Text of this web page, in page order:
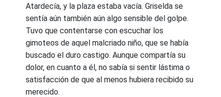
Atardecía, y la plaza estaba vacía. Griselda se
sentía aún también aún algo sensible del golpe.
Tuvo que contentarse con escuchar los
gimoteos de aquel malcriado niño, que se había
buscado el duro castigo. Aunque compartía su
dolor, en cuanto a él, no sabía si sentir lástima o
satisfacción de que al menos hubiera recibido su
merecido.